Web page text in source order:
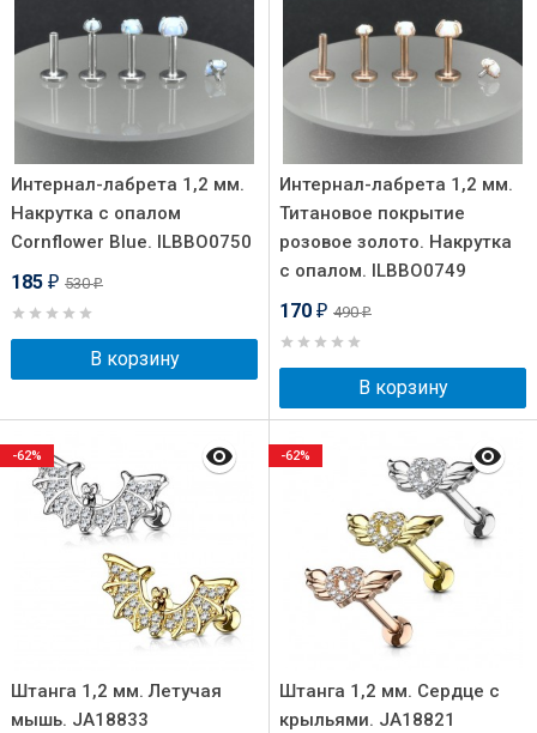
Интернал-лабрета 1,2 мм.
Накрутка с опалом
Cornflower Blue. ILBBO0750
185 ₽ 530₽
В корзину
Интернал-лабрета 1,2 мм.
Титановое покрытие
розовое золото. Накрутка
с опалом. ILBBO0749
170 ₽ 490₽
В корзину
Штанга 1,2 мм. Летучая
мышь. JA18833
-62%
Штанга 1,2 мм. Сердце с
крыльями. JA18821
-62%